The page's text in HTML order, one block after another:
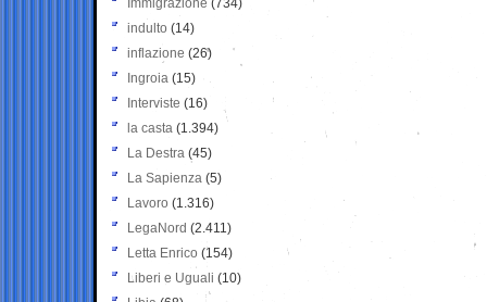
Immigrazione (734)
indulto (14)
inflazione (26)
Ingroia (15)
Interviste (16)
la casta (1.394)
La Destra (45)
La Sapienza (5)
Lavoro (1.316)
LegaNord (2.411)
Letta Enrico (154)
Liberi e Uguali (10)